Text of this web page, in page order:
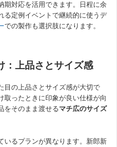
期対応を活用できます。日程に余
る定例イベントで継続的に使うデ
での製作も選択肢になります。
：上品さとサイズ感
目の上品さとサイズ感が大切で
取ったときに印象が良い仕様が向
をそのまま渡せるマチ広のサイズ
いるプランが異なります。新郎新